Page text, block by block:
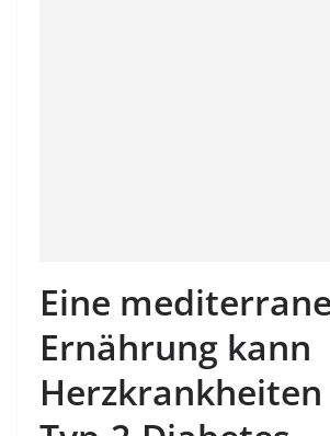
Eine mediterrane
Ernährung kann